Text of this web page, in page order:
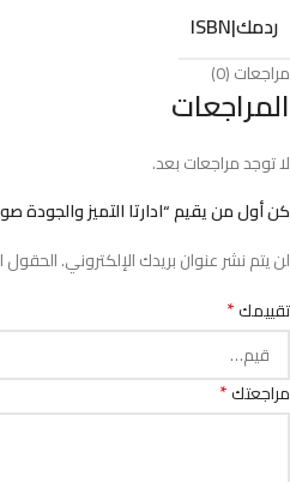
ردمك|ISBN
مراجعات (0)
المراجعات
لا توجد مراجعات بعد.
كن أول من يقيم “ادارتا التميز والجودة
لن يتم نشر عنوان بريدك الإلكتروني.الحقول
تقييمك*
مراجعتك*